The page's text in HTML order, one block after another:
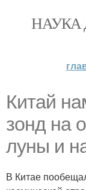
НАУКА
Китай
зонд на
луны и
В Китае